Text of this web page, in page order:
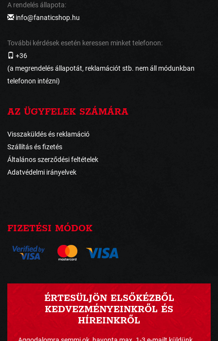
A rendelés állapota:
info@fanaticshop.hu
További kérdések esetén keressen minket telefonon:
+36
(a megrendelés állapotát, reklamációt stb. nem áll módunkban
telefonon intézni)
AZ ÜGYFELEK SZÁMÁRA
Visszaküldés és reklamáció
Szállítás és fizetés
Általános szerződési feltételek
Adatvédelmi irányelvek
FIZETÉSI MÓDOK
ÉRTESÜLJÖN ELSŐKÉZBŐL
KEDVEZMÉNYEINKRŐL ÉS
HÍREINKRŐL